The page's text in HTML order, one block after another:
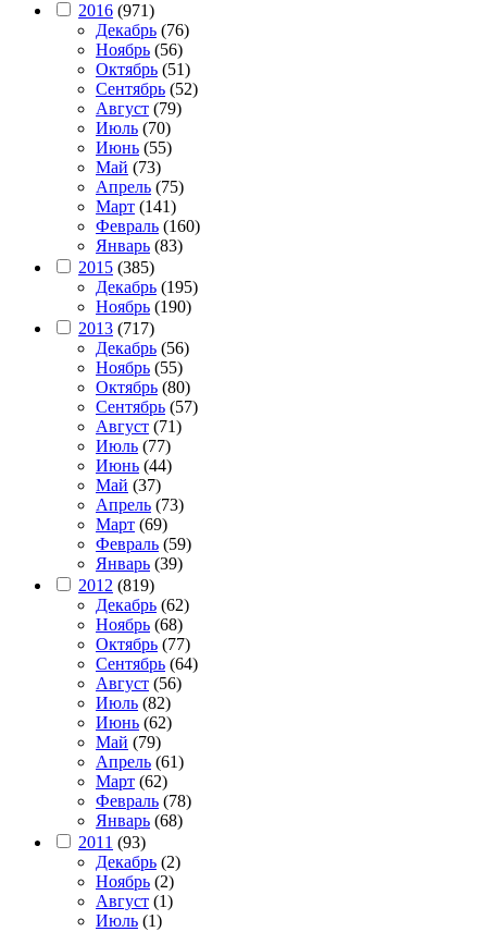
2016 (971)
Декабрь (76)
Ноябрь (56)
Октябрь (51)
Сентябрь (52)
Август (79)
Июль (70)
Июнь (55)
Май (73)
Апрель (75)
Март (141)
Февраль (160)
Январь (83)
2015 (385)
Декабрь (195)
Ноябрь (190)
2013 (717)
Декабрь (56)
Ноябрь (55)
Октябрь (80)
Сентябрь (57)
Август (71)
Июль (77)
Июнь (44)
Май (37)
Апрель (73)
Март (69)
Февраль (59)
Январь (39)
2012 (819)
Декабрь (62)
Ноябрь (68)
Октябрь (77)
Сентябрь (64)
Август (56)
Июль (82)
Июнь (62)
Май (79)
Апрель (61)
Март (62)
Февраль (78)
Январь (68)
2011 (93)
Декабрь (2)
Ноябрь (2)
Август (1)
Июль (1)